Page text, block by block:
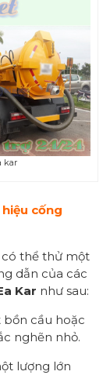
kar
cống
có thể thử một
dẫn của các
Kar như sau:
cầu hoặc
nghẽn nhỏ.
lượng lớn